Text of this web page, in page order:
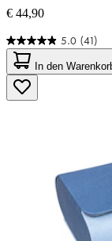
€ 44,90
5.0 (41)
5.0
von
5
Sternen.
41
In den